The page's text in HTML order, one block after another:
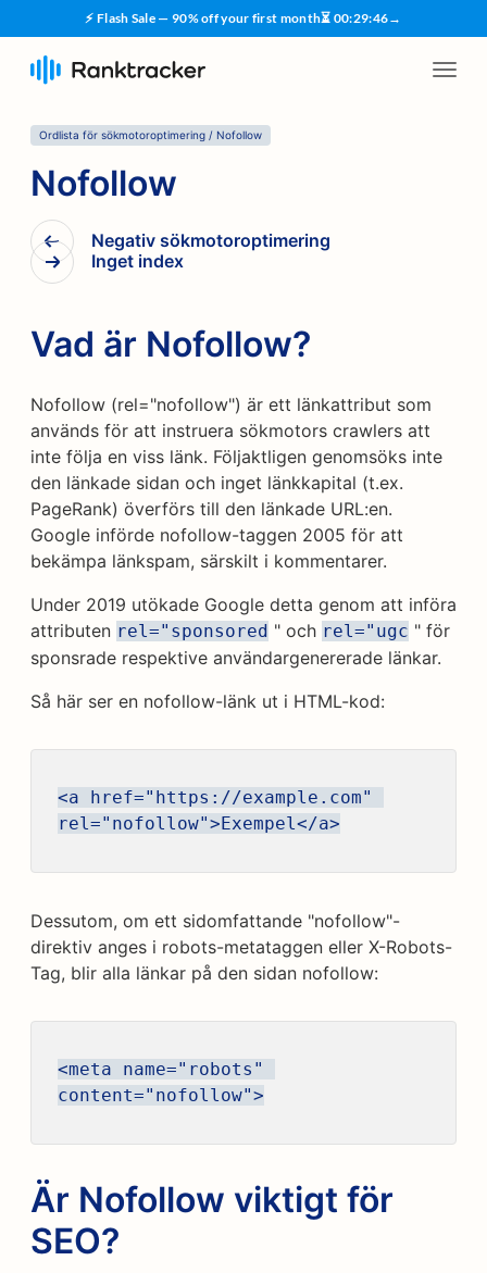
⚡ Flash Sale — 90% off your first month⏳ 00:29:46→
Ordlista för sökmotoroptimering / Nofollow
Nofollow
Negativ sökmotoroptimering
Inget index
Vad är Nofollow?
Nofollow (rel="nofollow") är ett länkattribut som
används för att instruera sökmotors crawlers att
inte följa en viss länk. Följaktligen genomsöks inte
den länkade sidan och inget länkkapital (t.ex.
PageRank) överförs till den länkade URL:en.
Google införde nofollow-taggen 2005 för att
bekämpa länkspam, särskilt i kommentarer.
Under 2019 utökade Google detta genom att införa
attributen rel="sponsored " och rel="ugc " för
sponsrade respektive användargenererade länkar.
Så här ser en nofollow-länk ut i HTML-kod:
<a href="https://example.com"
rel="nofollow">Exempel</a>
Dessutom, om ett sidomfattande "nofollow"-
direktiv anges i robots-metataggen eller X-Robots-
Tag, blir alla länkar på den sidan nofollow:
<meta name="robots"
content="nofollow">
Är Nofollow viktigt för
SEO?